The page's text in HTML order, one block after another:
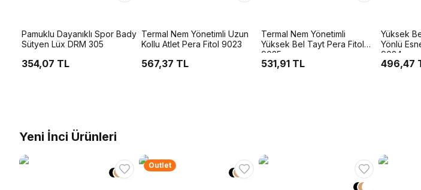
Pamuklu Dayanıklı Spor Bady
Sütyen Lüx DRM 305
354,07 TL
Termal Nem Yönetimli Uzun
Kollu Atlet Pera Fitol 9023
567,37 TL
Termal Nem Yönetimli
Yüksek Bel Tayt Pera Fitol
9025
531,91 TL
Yüksek
Yönlü
9024
496,47
Yeni İnci Ürünleri
+
Outlet
+